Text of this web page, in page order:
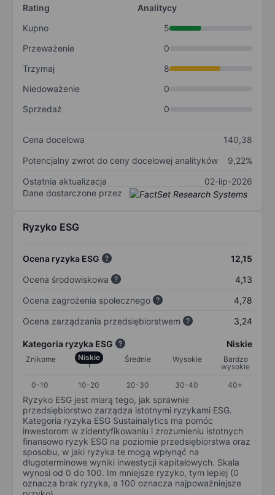
Rating
Analitycy
Kupno
5
Przeważenie
0
Trzymaj
8
Niedoważenie
0
Sprzedaż
0
Cena docelowa
140,38
Potencjalny zwrot do ceny docelowej analityków
9,22%
Ostatnia aktualizacja
02-lip-2026
Dane dostarczone przez
Ryzyko ESG
Ocena ryzyka ESG
12,15
Ocena środowiskowa
4,13
Ocena zagrożenia społecznego
4,78
Ocena zarządzania przedsiębiorstwem
3,24
Kategoria ryzyka ESG Niskie
Znikome Niskie Średnie Wysokie
Bardzo
wysokie
0-10
10-20 20-30 30-40 40+
Ryzyko ESG jest miarą tego, jak sprawnie
przedsiębiorstwo zarządza istotnymi ryzykami ESG.
Kategoria ryzyka ESG Sustainalytics ma pomóc
inwestorom w zidentyfikowaniu i zrozumieniu istotnych
finansowo ryzyk ESG na poziomie przedsiębiorstwa oraz
sposobu, w jaki ryzyka te mogą wpłynąć na
długoterminowe wyniki inwestycji kapitałowych. Skala
wynosi od 0 do 100. Im mniejsze ryzyko, tym lepiej (0
oznacza brak ryzyka, a 100 oznacza najpoważniejsze